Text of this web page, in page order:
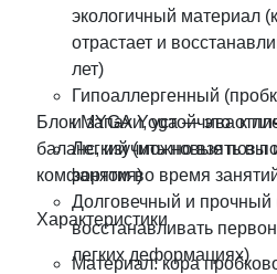
экологичный материал
отрастает и
лет)
Гипоаллергенный
и запахи, устойчива к
Легкий (можно взять в
занятия)
Долговечный и прочный
восстанавливать
легких деформациях)
Блок MYGA Yoga — это
баланс, изучить новые позы
комфортом во время
Характеристики
Материал: кора